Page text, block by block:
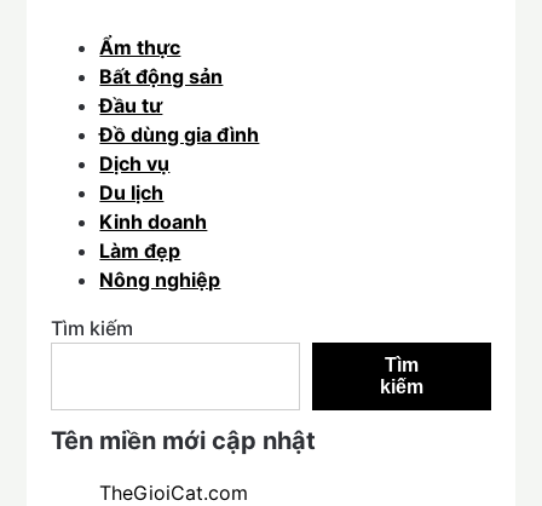
Ẩm thực
Bất động sản
Đầu tư
Đồ dùng gia đình
Dịch vụ
Du lịch
Kinh doanh
Làm đẹp
Nông nghiệp
Tìm kiếm
Tìm
kiếm
Tên miền mới cập nhật
TheGioiCat.com